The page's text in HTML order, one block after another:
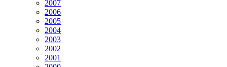
2007
2006
2005
2004
2003
2002
2001